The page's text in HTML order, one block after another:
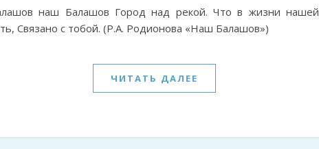
наш Балашов Город над рекой. Что в жизни нашей
Связано с тобой. (Р.А. Родионова «Наш Балашов»)
ЧИТАТЬ ДАЛЕЕ